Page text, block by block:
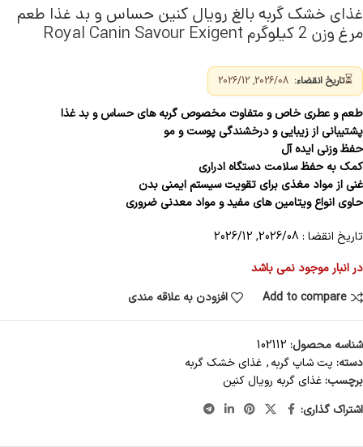
غذای خشک گربه بالغ رویال کنین حساس و بد غذا طعم
مرغ وزن 2 کیلوگرم Royal Canin Savour Exigent
⏳تاریخ انقضاء:
طعم و عطری خاص و متفاوت مخصوص گربه های حساس و بد غذا
پشتیبانی از زیبایی و درخشندگی پوست و مو
حفظ وزنی ایده آل
کمک به حفظ سلامت دستگاه ادراری
غنی از مواد مغذی برای تقویت سیستم ایمنی بدن
حاوی انواع ویتامین های مفید و مواد معدنی ضروری
تاریخ انقضا : 2026/08, 2026/12
در انبار موجود نمی باشد
Add to compare
افزودن به علاقه مندی
شناسه محصول: 102112
دسته: پت شاپ گربه, غذای خشک گربه
برچسب:غذای گربه رویال کنین
اشتراک گذاری: